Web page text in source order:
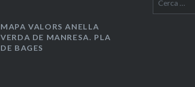
MAPA VALORS ANELLA
VERDA DE MANRESA. PLA
DE BAGES